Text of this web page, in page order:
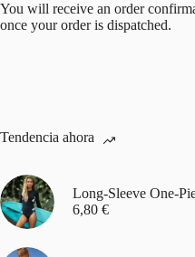
You will receive an order
once your order is dispatched.
Tendencia ahora
Long-Sleeve One-
6,80 €